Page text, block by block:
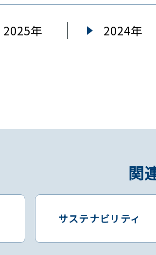
2025年 2024年
関
サステナビリティ